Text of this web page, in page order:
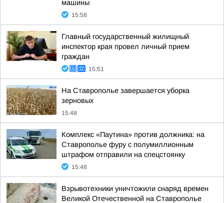
машины
15:58
Главный государственный жилищный
инспектор края провел личный прием
граждан
15:51
На Ставрополье завершается уборка
зерновых
15:48
Комплекс «Паутина» против должника: на
Ставрополье фуру с полумиллионным
штрафом отправили на спецстоянку
15:48
Взрывотехники уничтожили снаряд времен
Великой Отечественной на Ставрополье